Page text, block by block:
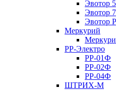
Эвотор
Эвотор
Эвотор
Меркурий
РР-Электро
РР-01Ф
РР-02Ф
РР-04Ф
ШТРИХ-М